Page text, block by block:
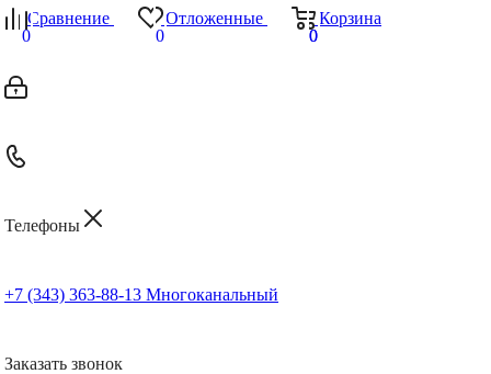
Сравнение
0
Отложенные
0
Корзина
0
0
Телефоны
+7 (343) 363-88-13 Многоканальный
Заказать звонок